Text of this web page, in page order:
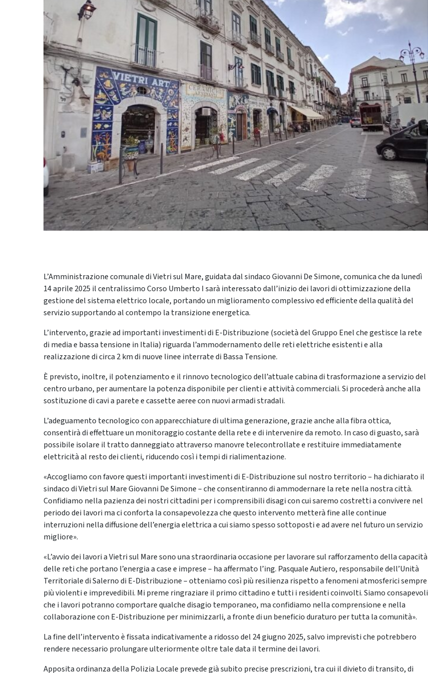
L’Amministrazione comunale di Vietri sul Mare, guidata dal sindaco Giovanni De Simone, comunica che da lunedì
14 aprile 2025 il centralissimo Corso Umberto I sarà interessato dall’inizio dei lavori di ottimizzazione della
gestione del sistema elettrico locale, portando un miglioramento complessivo ed efficiente della qualità del
servizio supportando al contempo la transizione energetica.
L’intervento, grazie ad importanti investimenti di E-Distribuzione (società del Gruppo Enel che gestisce la rete
di media e bassa tensione in Italia) riguarda l’ammodernamento delle reti elettriche esistenti e alla
realizzazione di circa 2 km di nuove linee interrate di Bassa Tensione.
È previsto, inoltre, il potenziamento e il rinnovo tecnologico dell’attuale cabina di trasformazione a servizio del
centro urbano, per aumentare la potenza disponibile per clienti e attività commerciali. Si procederà anche alla
sostituzione di cavi a parete e cassette aeree con nuovi armadi stradali.
L’adeguamento tecnologico con apparecchiature di ultima generazione, grazie anche alla fibra ottica,
consentirà di effettuare un monitoraggio costante della rete e di intervenire da remoto. In caso di guasto, sarà
possibile isolare il tratto danneggiato attraverso manovre telecontrollate e restituire immediatamente
elettricità al resto dei clienti, riducendo così i tempi di rialimentazione.
«Accogliamo con favore questi importanti investimenti di E-Distribuzione sul nostro territorio – ha dichiarato il
sindaco di Vietri sul Mare Giovanni De Simone – che consentiranno di ammodernare la rete nella nostra città.
Confidiamo nella pazienza dei nostri cittadini per i comprensibili disagi con cui saremo costretti a convivere nel
periodo dei lavori ma ci conforta la consapevolezza che questo intervento metterà fine alle continue
interruzioni nella diffusione dell’energia elettrica a cui siamo spesso sottoposti e ad avere nel futuro un servizio
migliore».
«L’avvio dei lavori a Vietri sul Mare sono una straordinaria occasione per lavorare sul rafforzamento della capacità
delle reti che portano l’energia a case e imprese – ha affermato l’ing. Pasquale Autiero, responsabile dell’Unità
Territoriale di Salerno di E-Distribuzione – otteniamo così più resilienza rispetto a fenomeni atmosferici sempre
più violenti e imprevedibili. Mi preme ringraziare il primo cittadino e tutti i residenti coinvolti. Siamo consapevoli
che i lavori potranno comportare qualche disagio temporaneo, ma confidiamo nella comprensione e nella
collaborazione con E-Distribuzione per minimizzarli, a fronte di un beneficio duraturo per tutta la comunità».
La fine dell’intervento è fissata indicativamente a ridosso del 24 giugno 2025, salvo imprevisti che potrebbero
rendere necessario prolungare ulteriormente oltre tale data il termine dei lavori.
Apposita ordinanza della Polizia Locale prevede già subito precise prescrizioni, tra cui il divieto di transito, di